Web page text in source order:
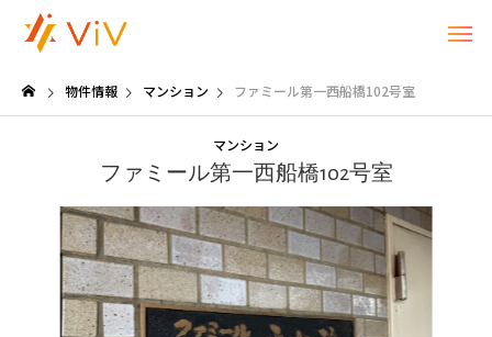
物件情報 マンション ファミール第一西船橋102号室
マンション
ファミール第一西船橋102号室